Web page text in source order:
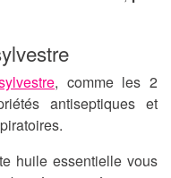
, comme les 2
antiseptiques et
huile essentielle vous